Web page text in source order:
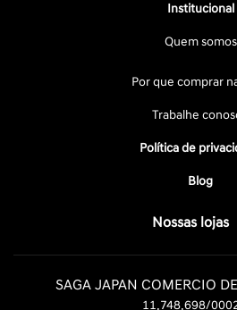
Institucional
Quem somos
Por que comprar
Trabalhe
Política de
Blog
Nossas lojas
SAGA JAPAN COMERCIO
11.748.698/